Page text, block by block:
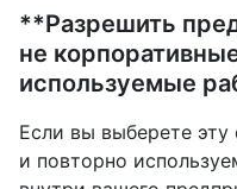
**Разрешить
не
используемые
Если вы выберете
и повторно